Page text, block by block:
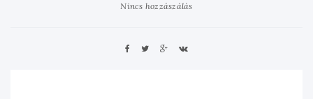
Nincs hozzászálás